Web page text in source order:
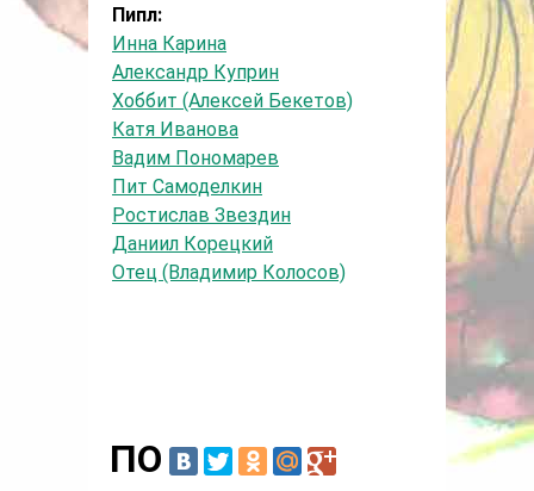
Пипл:
Инна Карина
Александр Куприн
Хоббит (Алексей Бекетов)
Катя Иванова
Вадим Пономарев
Пит Самоделкин
Ростислав Звездин
Даниил Корецкий
Отец (Владимир Колосов)
ПО